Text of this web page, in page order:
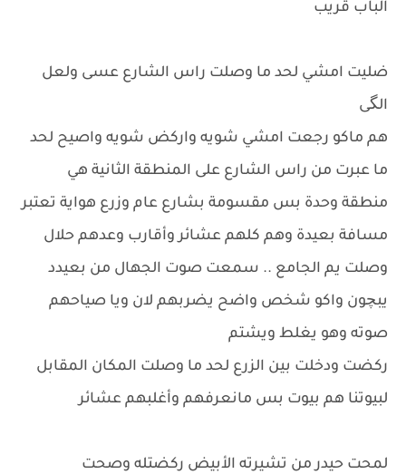
الباب قريب
ضليت امشي لحد ما وصلت راس الشارع عسى ولعل
الگى
هم ماكو رجعت امشي شويه واركض شويه واصيح لحد
ما عبرت من راس الشارع على المنطقة الثانية هي
منطقة وحدة بس مقسومة بشارع عام وزرع هواية تعتبر
مسافة بعيدة وهم كلهم عشائر وأقارب وعدهم حلال
وصلت يم الجامع .. سمعت صوت الجهال من بعيدد
يبچون واكو شخص واضح يضربهم لان ويا صياحهم
صوته وهو يغلط ويشتم
ركضت ودخلت بين الزرع لحد ما وصلت المكان المقابل
لبيوتنا هم بيوت بس مانعرفهم وأغلبهم عشائر
لمحت حيدر من تشيرته الأبيض ركضتله وصحت